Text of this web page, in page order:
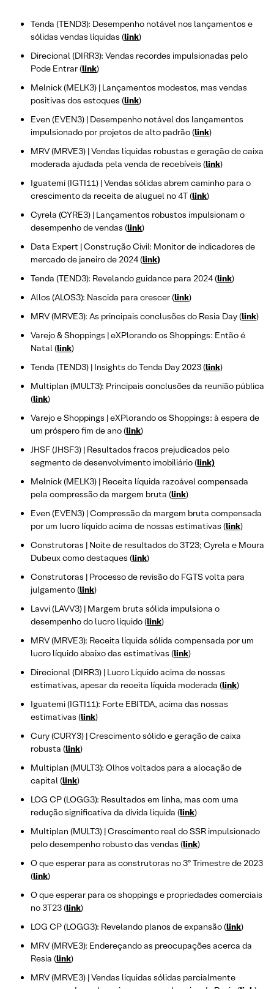
Tenda (TEND3): Desempenho notável nos lançamentos e
sólidas vendas líquidas (link)
Direcional (DIRR3): Vendas recordes impulsionadas pelo
Pode Entrar (link)
Melnick (MELK3) | Lançamentos modestos, mas vendas
positivas dos estoques (link)
Even (EVEN3) | Desempenho notável dos lançamentos
impulsionado por projetos de alto padrão (link)
MRV (MRVE3) | Vendas líquidas robustas e geração de caixa
moderada ajudada pela venda de recebíveis (link)
Iguatemi (IGTI11) | Vendas sólidas abrem caminho para o
crescimento da receita de aluguel no 4T (link)
Cyrela (CYRE3) | Lançamentos robustos impulsionam o
desempenho de vendas (link)
Data Expert | Construção Civil: Monitor de indicadores de
mercado de janeiro de 2024 (link)
Tenda (TEND3): Revelando guidance para 2024 (link)
Allos (ALOS3): Nascida para crescer (link)
MRV (MRVE3): As principais conclusões do Resia Day (link)
Varejo & Shoppings | eXPlorando os Shoppings: Então é
Natal (link)
Tenda (TEND3) | Insights do Tenda Day 2023 (link)
Multiplan (MULT3): Principais conclusões da reunião pública
(link)
Varejo e Shoppings | eXPlorando os Shoppings: à espera de
um próspero fim de ano (link)
JHSF (JHSF3) | Resultados fracos prejudicados pelo
segmento de desenvolvimento imobiliário (link)
Melnick (MELK3) | Receita líquida razoável compensada
pela compressão da margem bruta (link)
Even (EVEN3) | Compressão da margem bruta compensada
por um lucro líquido acima de nossas estimativas (link)
Construtoras | Noite de resultados do 3T23; Cyrela e Moura
Dubeux como destaques (link)
Construtoras | Processo de revisão do FGTS volta para
julgamento (link)
Lavvi (LAVV3) | Margem bruta sólida impulsiona o
desempenho do lucro líquido (link)
MRV (MRVE3): Receita líquida sólida compensada por um
lucro líquido abaixo das estimativas (link)
Direcional (DIRR3) | Lucro Líquido acima de nossas
estimativas, apesar da receita líquida moderada (link)
Iguatemi (IGTI11): Forte EBITDA, acima das nossas
estimativas (link)
Cury (CURY3) | Crescimento sólido e geração de caixa
robusta (link)
Multiplan (MULT3): Olhos voltados para a alocação de
capital (link)
LOG CP (LOGG3): Resultados em linha, mas com uma
redução significativa da dívida líquida (link)
Multiplan (MULT3) | Crescimento real do SSR impulsionado
pelo desempenho robusto das vendas (link)
O que esperar para as construtoras no 3º Trimestre de 2023
(link)
O que esperar para os shoppings e propriedades comerciais
no 3T23 (link)
LOG CP (LOGG3): Revelando planos de expansão (link)
MRV (MRVE3): Endereçando as preocupações acerca da
Resia (link)
MRV (MRVE3) | Vendas líquidas sólidas parcialmente